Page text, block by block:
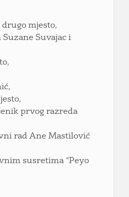
mjesto,
Suvajac i
prvog razreda
rad Ane Mastilović
susretima “Peyo